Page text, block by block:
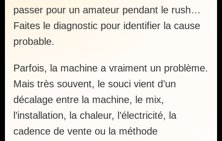
passer pour un amateur pendant le rush…
Faites le diagnostic pour identifier la cause
probable.
Parfois, la machine a vraiment un problème.
Mais très souvent, le souci vient d’un
décalage entre la machine, le mix,
l’installation, la chaleur, l’électricité, la
cadence de vente ou la méthode